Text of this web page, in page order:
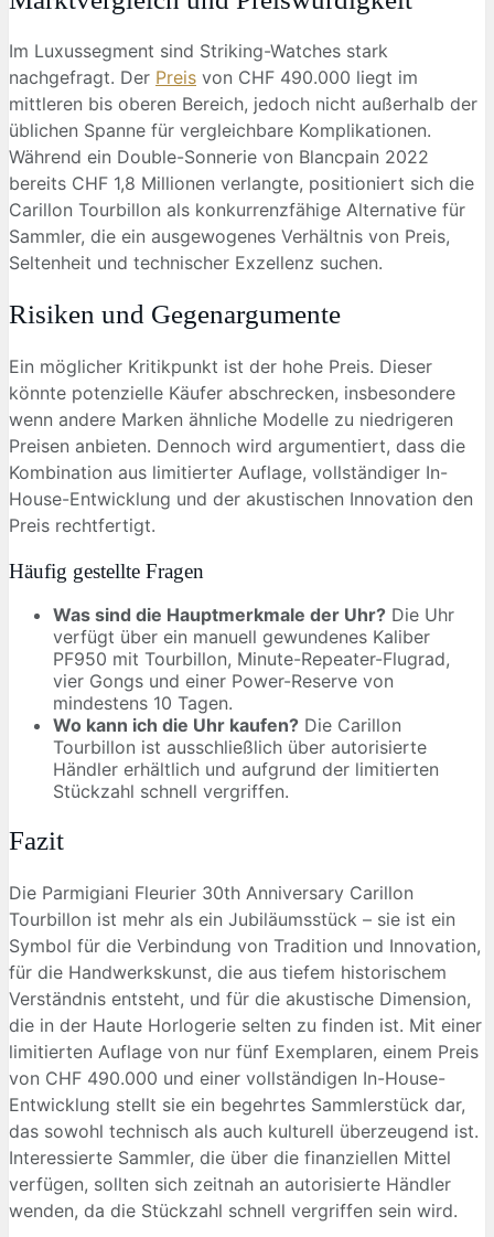
Im Luxussegment sind Striking-Watches stark
nachgefragt. Der Preis von CHF 490.000 liegt im
mittleren bis oberen Bereich, jedoch nicht außerhalb der
üblichen Spanne für vergleichbare Komplikationen.
Während ein Double-Sonnerie von Blancpain 2022
bereits CHF 1,8 Millionen verlangte, positioniert sich die
Carillon Tourbillon als konkurrenzfähige Alternative für
Sammler, die ein ausgewogenes Verhältnis von Preis,
Seltenheit und technischer Exzellenz suchen.
Risiken und Gegenargumente
Ein möglicher Kritikpunkt ist der hohe Preis. Dieser
könnte potenzielle Käufer abschrecken, insbesondere
wenn andere Marken ähnliche Modelle zu niedrigeren
Preisen anbieten. Dennoch wird argumentiert, dass die
Kombination aus limitierter Auflage, vollständiger In-
House-Entwicklung und der akustischen Innovation den
Preis rechtfertigt.
Häufig gestellte Fragen
Was sind die Hauptmerkmale der Uhr? Die Uhr
verfügt über ein manuell gewundenes Kaliber
PF950 mit Tourbillon, Minute-Repeater-Flugrad,
vier Gongs und einer Power-Reserve von
mindestens 10 Tagen.
Wo kann ich die Uhr kaufen? Die Carillon
Tourbillon ist ausschließlich über autorisierte
Händler erhältlich und aufgrund der limitierten
Stückzahl schnell vergriffen.
Fazit
Die Parmigiani Fleurier 30th Anniversary Carillon
Tourbillon ist mehr als ein Jubiläumsstück – sie ist ein
Symbol für die Verbindung von Tradition und Innovation,
für die Handwerkskunst, die aus tiefem historischem
Verständnis entsteht, und für die akustische Dimension,
die in der Haute Horlogerie selten zu finden ist. Mit einer
limitierten Auflage von nur fünf Exemplaren, einem Preis
von CHF 490.000 und einer vollständigen In-House-
Entwicklung stellt sie ein begehrtes Sammlerstück dar,
das sowohl technisch als auch kulturell überzeugend ist.
Interessierte Sammler, die über die finanziellen Mittel
verfügen, sollten sich zeitnah an autorisierte Händler
wenden, da die Stückzahl schnell vergriffen sein wird.